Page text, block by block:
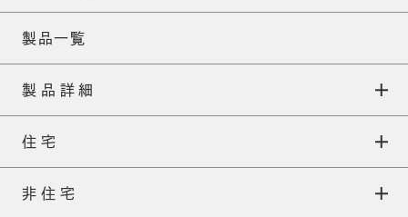
製品一覧
製品詳細
ネオマフォーム
住宅
住宅TOP
非住宅